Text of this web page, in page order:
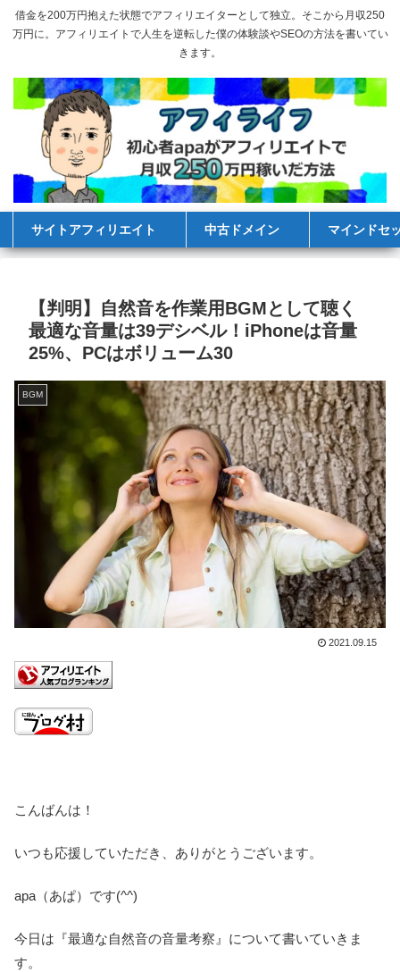
借金を200万円抱えた状態でアフィリエイターとして独立。そこから月収250
万円に。アフィリエイトで人生を逆転した僕の体験談やSEOの方法を書いてい
きます。
サイトアフィリエイト 中古ドメイン マインドセ
【判明】自然音を作業用BGMとして聴く
最適な音量は39デシベル！iPhoneは音量
25%、PCはボリューム30
BGM
2021.09.15
こんばんは！
いつも応援していただき、ありがとうございます。
apa（あぱ）です(^^)
今日は『最適な自然音の音量考察』について書いていきま
す。